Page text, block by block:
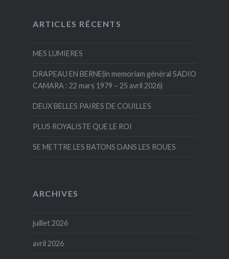
ARTICLES RÉCENTS
MES LUMIERES
DRAPEAU EN BERNE(in memoriam général SADIO
CAMARA : 22 mars 1979 – 25 avril 2026)
DEUX BELLES PAIRES DE COUILLES
PLUS ROYALISTE QUE LE ROI
SE METTRE LES BATONS DANS LES ROUES
ARCHIVES
juillet 2026
avril 2026